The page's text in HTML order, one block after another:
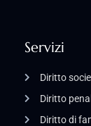
Servizi
Diritto
Diritto
Diritto di